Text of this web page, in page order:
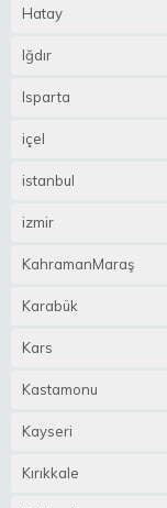
Hatay
Iğdır
Isparta
içel
istanbul
izmir
KahramanMaraş
Karabük
Kars
Kastamonu
Kayseri
Kırıkkale